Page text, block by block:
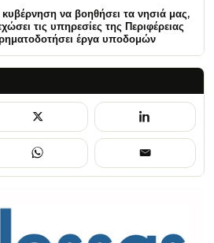
κυβέρνηση να βοηθήσει τα νησιά μας,
τις υπηρεσίες της Περιφέρειας
έργα υποδομών